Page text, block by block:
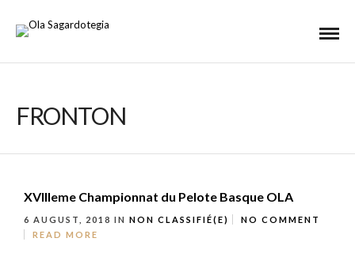
FRONTON
XVIIIeme Championnat du Pelote Basque OLA
6 AUGUST, 2018 IN NON CLASSIFIÉ(E)
NO COMMENT
READ MORE